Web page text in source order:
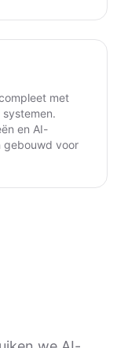
met
en AI-
gebouwd voor